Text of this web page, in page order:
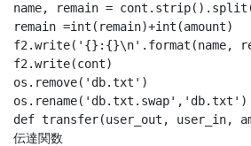
name, remain =
remain =int(remain)+int(amount)
f2.write('{}:{}\n'.format(name,
f2.write(cont)
os.remove('db.txt')
os.rename('db.txt.swap','db.txt')
def transfer(user_out, user_in,
伝達関数